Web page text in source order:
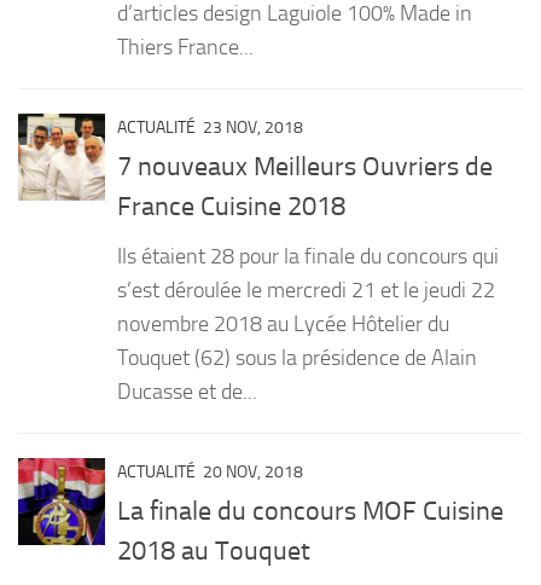
d’articles design Laguiole 100% Made in
Thiers France...
ACTUALITÉ 23 NOV, 2018
7 nouveaux Meilleurs Ouvriers de
France Cuisine 2018
Ils étaient 28 pour la finale du concours qui
s’est déroulée le mercredi 21 et le jeudi 22
novembre 2018 au Lycée Hôtelier du
Touquet (62) sous la présidence de Alain
Ducasse et de...
ACTUALITÉ 20 NOV, 2018
La finale du concours MOF Cuisine
2018 au Touquet